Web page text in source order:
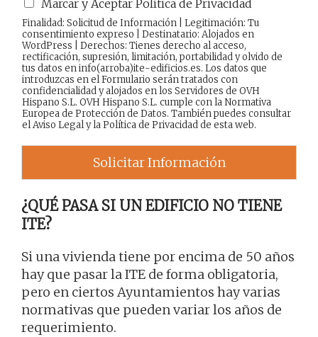
Marcar y Aceptar Política de Privacidad
Finalidad: Solicitud de Información | Legitimación: Tu
consentimiento expreso | Destinatario: Alojados en
WordPress | Derechos: Tienes derecho al acceso,
rectificación, supresión, limitación, portabilidad y olvido de
tus datos en info(arroba)ite-edificios.es. Los datos que
introduzcas en el Formulario serán tratados con
confidencialidad y alojados en los Servidores de OVH
Hispano S.L. OVH Hispano S.L. cumple con la Normativa
Europea de Protección de Datos. También puedes consultar
elAviso Legaly laPolítica de Privacidadde esta web.
Solicitar Información
¿QUÉ PASA SI UN EDIFICIO NO TIENE
ITE?
Si una vivienda tiene por encima de 50 años
hay que pasar la ITE de forma obligatoria,
pero en ciertos Ayuntamientos hay varias
normativas que pueden variar los años de
requerimiento.